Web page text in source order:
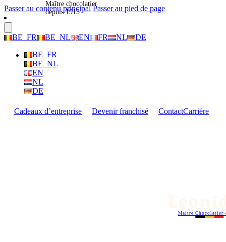
Passer au contenu principal Passer au pied de page
BE_FR BE_NL EN FR NL
DE
BE_FR
BE_NL
EN
NL
DE
Cadeaux d’entreprise Devenir franchisé ContactCarrière
Maitre Chocolatier
Maître chocolatier
depuis 1913